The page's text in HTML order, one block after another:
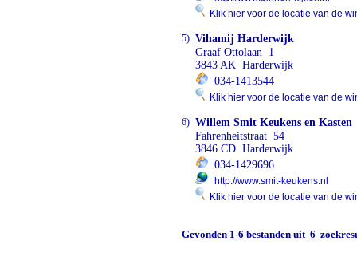
Klik hier voor de locatie van de
5) Vihamij Harderwijk
Graaf Ottolaan 1
3843 AK Harderwijk
034-1413544
Klik hier voor de locatie van de
6) Willem Smit Keukens en Kasten
Fahrenheitstraat 54
3846 CD Harderwijk
034-1429696
http://www.smit-keukens.nl
Klik hier voor de locatie van de
Gevonden 1-6 bestanden uit 6